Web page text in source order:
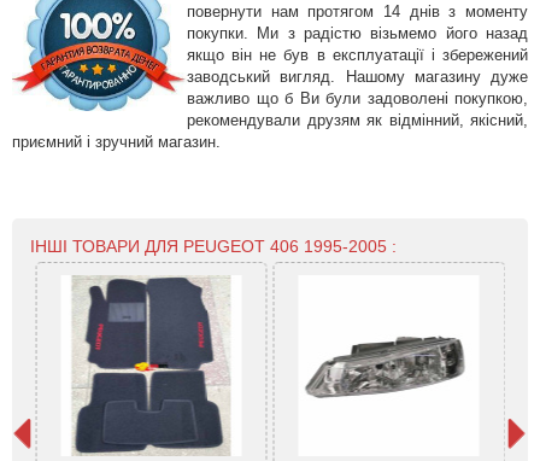
повернути нам протягом 14 днів з моменту
покупки. Ми з радістю візьмемо його назад
якщо він не був в експлуатації і збережений
заводський вигляд. Нашому магазину дуже
важливо що б Ви були задоволені покупкою,
рекомендували друзям як відмінний, якісний,
приємний і зручний магазин.
ІНШІ ТОВАРИ ДЛЯ PEUGEOT 406 1995-2005 :